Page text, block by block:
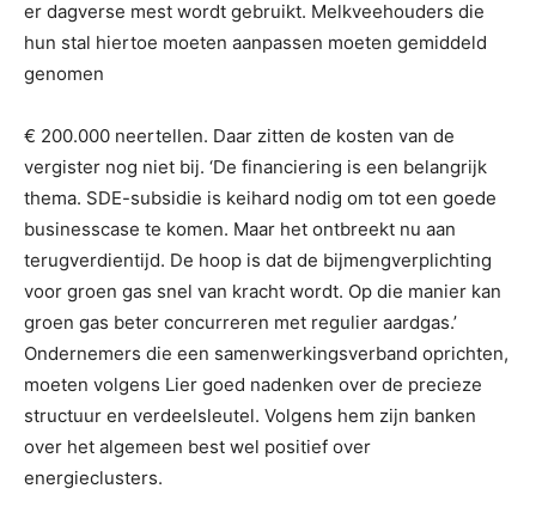
er dagverse mest wordt gebruikt. Melkveehouders die
hun stal hiertoe moeten aanpassen moeten gemiddeld
genomen
€ 200.000 neertellen. Daar zitten de kosten van de
vergister nog niet bij. ‘De financiering is een belangrijk
thema. SDE-subsidie is keihard nodig om tot een goede
businesscase te komen. Maar het ontbreekt nu aan
terugverdientijd. De hoop is dat de bijmengverplichting
voor groen gas snel van kracht wordt. Op die manier kan
groen gas beter concurreren met regulier aardgas.’
Ondernemers die een samenwerkingsverband oprichten,
moeten volgens Lier goed nadenken over de precieze
structuur en verdeelsleutel. Volgens hem zijn banken
over het algemeen best wel positief over
energieclusters.